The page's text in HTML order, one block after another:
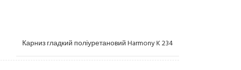
Карниз гладкий поліуретановий Harmony K 234